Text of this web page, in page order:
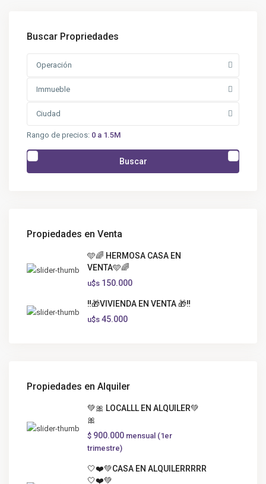
Buscar Propriedades
Operación
Immueble
Ciudad
Rango de precios: 0 a 1.5M
Buscar
Propiedades en Venta
🩵🌈 HERMOSA CASA EN
VENTA🩵🌈
u$s 150.000
‼️🎁VIVIENDA EN VENTA 🎁‼️
u$s 45.000
Propiedades en Alquiler
💚🎀 LOCALLL EN ALQUILER💚
🎀
$ 900.000 mensual (1er
trimestre)
🤍❤️💚CASA EN ALQUILERRRRR
🤍❤️💚